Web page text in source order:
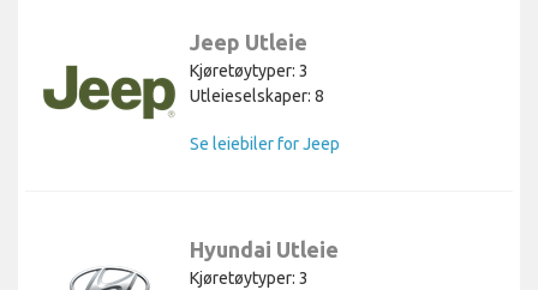
Jeep Utleie
Kjøretøytyper: 3
Utleieselskaper: 8
Se leiebiler for Jeep
Hyundai Utleie
Kjøretøytyper: 3